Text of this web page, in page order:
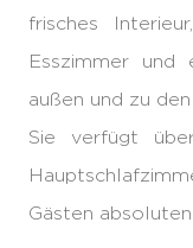
frisches
Esszimmer und
außen und zu
Sie verfügt
Gästen